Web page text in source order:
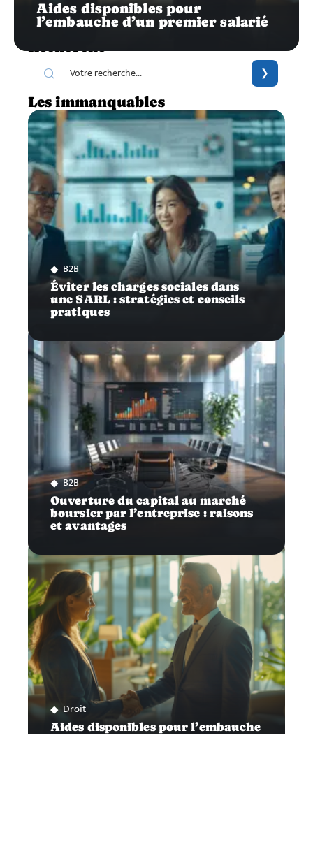
Aides disponibles pour
l’embauche d’un premier salarié
Recherche
Les immanquables
B2B
Éviter les charges sociales dans
une SARL : stratégies et conseils
pratiques
B2B
Ouverture du capital au marché
boursier par l’entreprise : raisons
et avantages
Droit
Aides disponibles pour l’embauche